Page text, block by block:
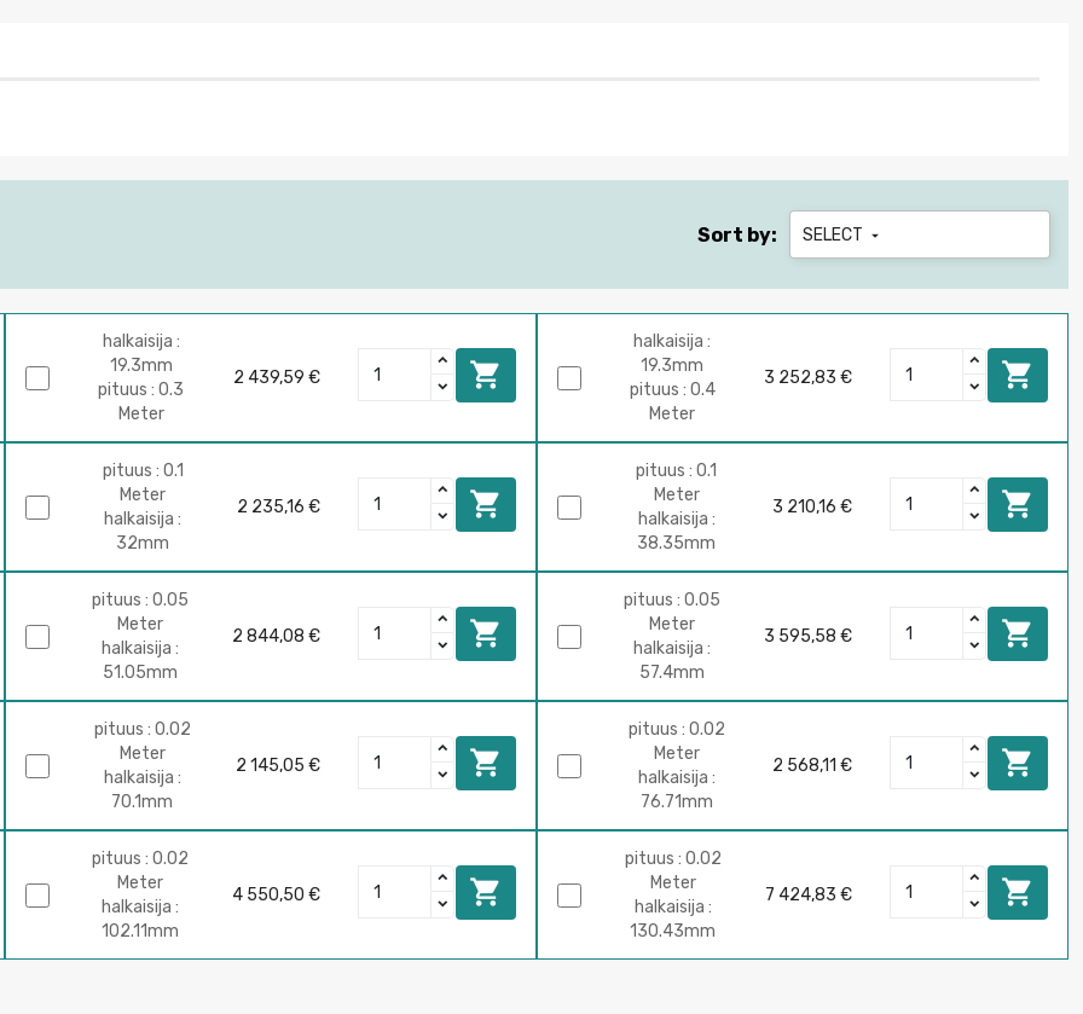
Sort by: SELECT 
halkaisija :
19.3mm
pituus : 0.3
Meter
2 439,59 € 
halkaisija :
19.3mm
pituus : 0.4
Meter
3 252,83 € 
pituus : 0.1
Meter
halkaisija :
32mm
2 235,16 € 
pituus : 0.1
Meter
halkaisija :
38.35mm
3 210,16 € 
pituus : 0.05
Meter
halkaisija :
51.05mm
2 844,08 € 
pituus : 0.05
Meter
halkaisija :
57.4mm
3 595,58 € 
pituus : 0.02
Meter
halkaisija :
70.1mm
2 145,05 € 
pituus : 0.02
Meter
halkaisija :
76.71mm
2 568,11 € 
pituus : 0.02
Meter
halkaisija :
102.11mm
4 550,50 € 
pituus : 0.02
Meter
halkaisija :
130.43mm
7 424,83 € 